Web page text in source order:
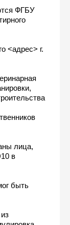
ФГБУ
<адрес> г.
лица,
в
быть